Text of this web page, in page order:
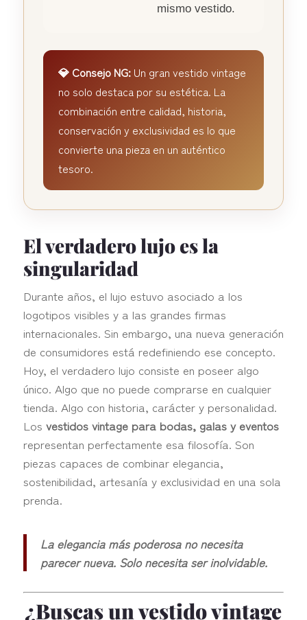
mismo vestido.
💎 Consejo NG:Un gran vestido vintage
no solo destaca por su estética. La
combinación entre calidad, historia,
conservación y exclusividad es lo que
convierte una pieza en un auténtico
tesoro.
El verdadero lujo es la
singularidad
Durante años, el lujo estuvo asociado a los
logotipos visibles y a las grandes firmas
internacionales. Sin embargo, una nueva generación
de consumidores está redefiniendo ese concepto.
Hoy, el verdadero lujo consiste en poseer algo
único. Algo que no puede comprarse en cualquier
tienda. Algo con historia, carácter y personalidad.
Los vestidos vintage para bodas, galas y eventos
representan perfectamente esa filosofía. Son
piezas capaces de combinar elegancia,
sostenibilidad, artesanía y exclusividad en una sola
prenda.
La elegancia más poderosa no necesita
parecer nueva. Solo necesita ser inolvidable.
¿Buscas un vestido vintage